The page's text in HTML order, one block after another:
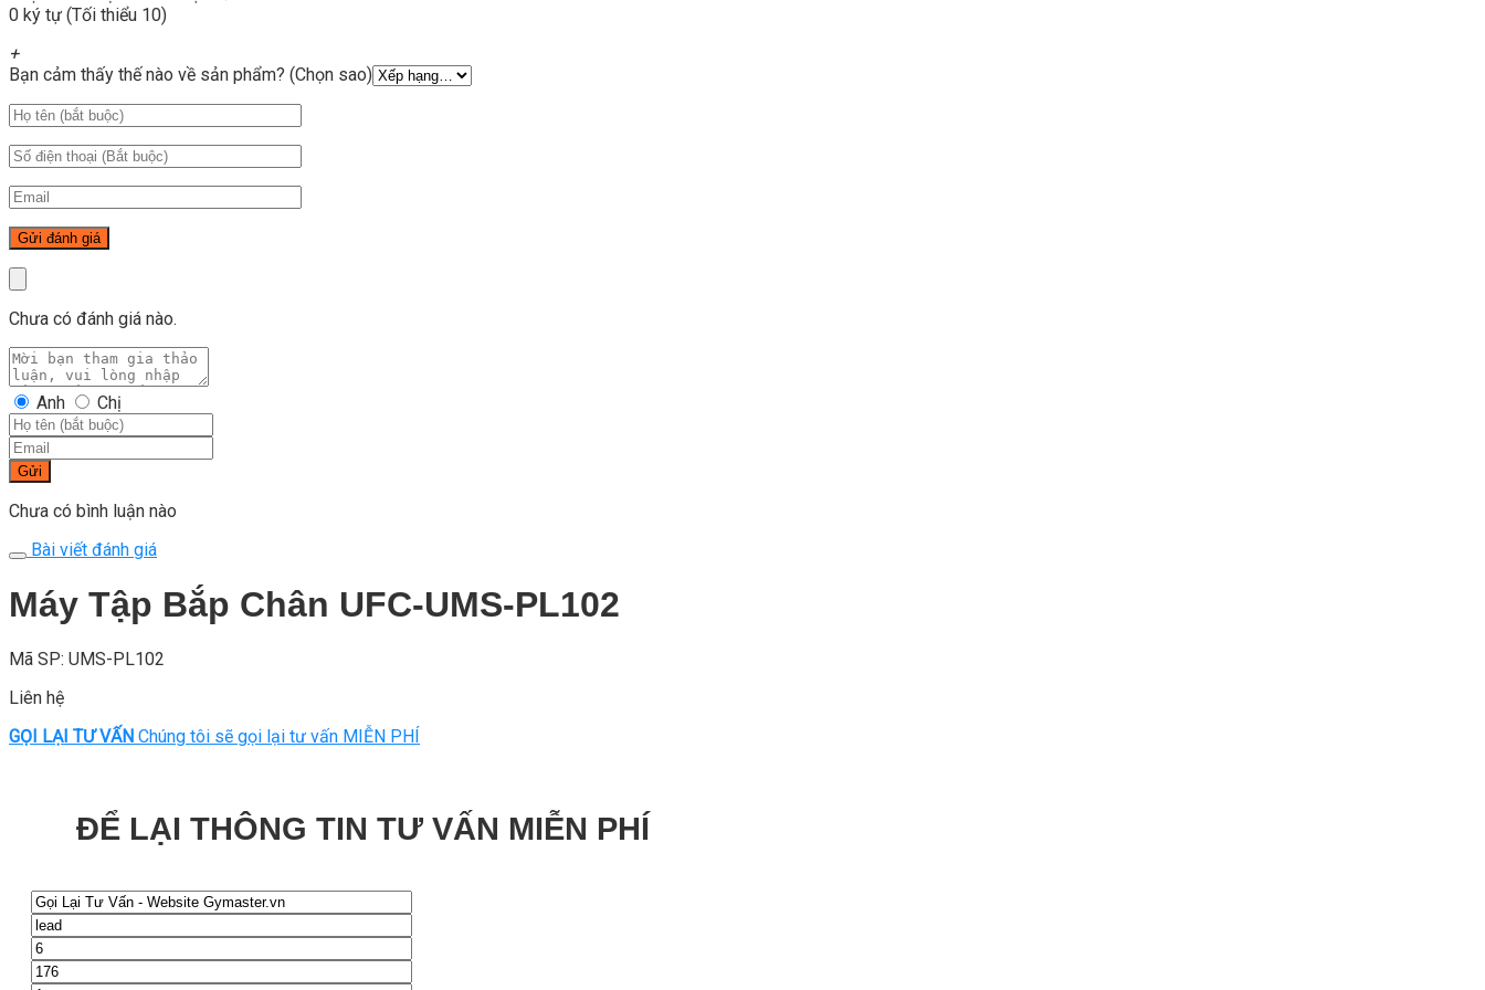
0 ký tự (Tối thiểu 10)
+
Bạn cảm thấy thế nào về sản phẩm? (Chọn sao)
Chưa có đánh giá nào.
Anh Chị
Gửi
Chưa có bình luận nào
Bài viết đánh giá
Máy Tập Bắp Chân UFC-UMS-PL102
Mã SP: UMS-PL102
Liên hệ
GỌI LẠI TƯ VẤN Chúng tôi sẽ gọi lại tư vấn MIỄN PHÍ
ĐỂ LẠI THÔNG TIN TƯ VẤN MIỄN PHÍ